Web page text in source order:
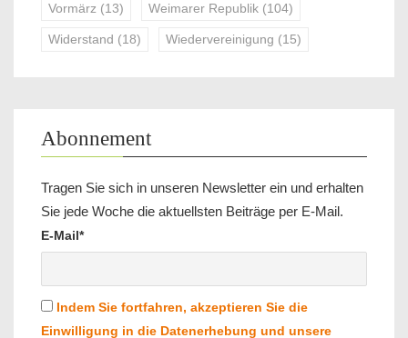
Vormärz (13) Weimarer Republik (104)
Widerstand (18) Wiedervereinigung (15)
Abonnement
Tragen Sie sich in unseren Newsletter ein und erhalten
Sie jede Woche die aktuellsten Beiträge per E-Mail.
E-Mail*
Indem Sie fortfahren, akzeptieren Sie die
Einwilligung in die Datenerhebung und unsere